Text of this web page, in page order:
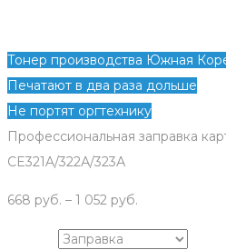
Тонер производства Южная
Печатают в два раза дольше
Не портят оргтехнику
Профессиональная заправка
CE321A/322А/323А
668 руб. – 1 052 руб.